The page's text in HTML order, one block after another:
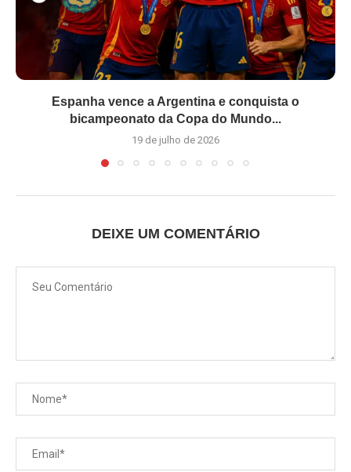
Espanha vence a Argentina e conquista o
bicampeonato da Copa do Mundo...
19 de julho de 2026
DEIXE UM COMENTÁRIO